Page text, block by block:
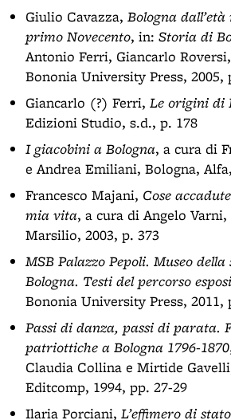
Giulio Cavazza, Bologna
primo Novecento, in: Storia di
Antonio Ferri, Giancarlo
Bononia University Press, 2005,
Giancarlo (?) Ferri, Le origini di
Edizioni Studio, s.d., p. 178
I giacobini a Bologna, a cura di
e Andrea Emiliani, Bologna,
Francesco Majani, Cose
mia vita, a cura di Angelo Varni,
Marsilio, 2003, p. 373
MSB Palazzo Pepoli. Museo
Bologna. Testi del percorso
Bononia University Press, 2011,
Passi di danza, passi di parata.
patriottiche a Bologna 1796-1870
Claudia Collina e Mirtide
Editcomp, 1994, pp. 27-29
Ilaria Porciani, L’effimero di stato